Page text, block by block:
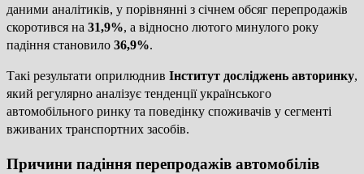
даними аналітиків, у порівнянні з січнем обсяг перепродажів
скоротився на 31,9%, а відносно лютого минулого року
падіння становило 36,9%.
Такі результати оприлюднив Інститут досліджень авторинку,
який регулярно аналізує тенденції українського
автомобільного ринку та поведінку споживачів у сегменті
вживаних транспортних засобів.
Причини падіння перепродажів автомобілів